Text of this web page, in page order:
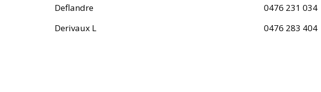
Deflandre
0476 231 034
Derivaux L
0476 283 404